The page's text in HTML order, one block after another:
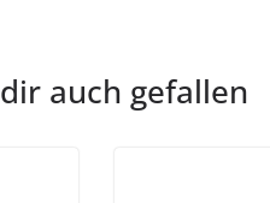
auch gefallen